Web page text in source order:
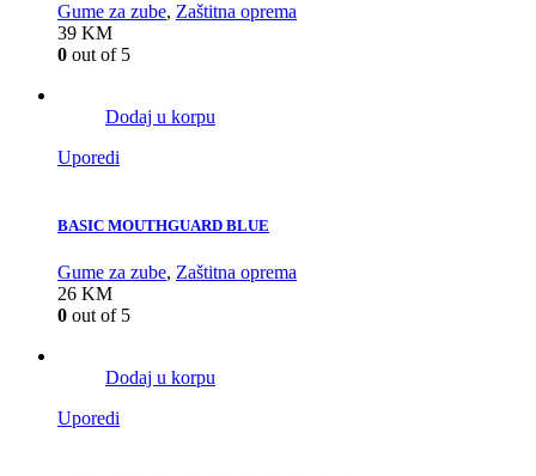
Gume za zube, Zaštitna oprema
39 KM
0 out of 5
Dodaj u korpu
Uporedi
BASIC MOUTHGUARD BLUE
Gume za zube, Zaštitna oprema
26 KM
0 out of 5
Dodaj u korpu
Uporedi